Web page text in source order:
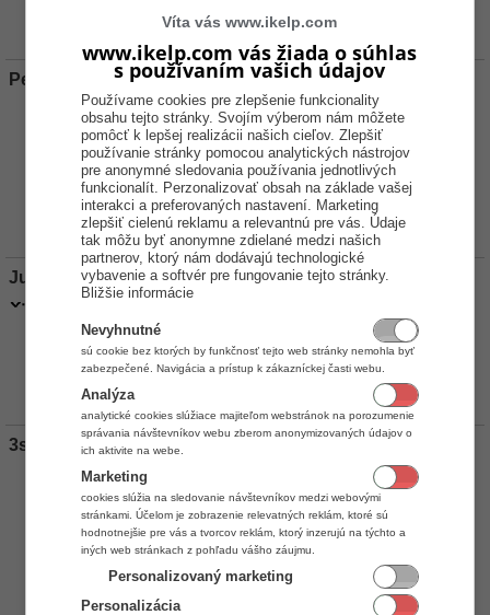
Peter Ouzký - IQTech
Adresa: Južná trieda 11, 04001 Košice
E-mail:peterouzky(at)gmail.com
Telefón:+421 903 267 543
Web URL:www.iqtech.sk
Certifikácie
Juraj Vargha - VARPEX
E-mail:varpex(at)varpex.sk
vargha(at)varpex.sk
Telefón: +421 577 884 970
Web URL:http://www.varpex.sk/
3soft Vranov, s.r.o.
Adresa:
Duklianskych hrdinov 2473, 09301 Vranov nad
Topľou
E-mail:3soft(at)3soft.sk
Telefón:+421 905 707 488
Certifikácie
Víta vás www.ikelp.com
www.ikelp.com vás žiada o súhlas
s používaním vašich údajov
Používame cookies pre zlepšenie funkcionality
obsahu tejto stránky. Svojím výberom nám môžete
pomôcť k lepšej realizácii našich cieľov. Zlepšiť
používanie stránky pomocou analytických nástrojov
pre anonymné sledovania používania jednotlivých
funkcionalít. Perzonalizovať obsah na základe vašej
interakci a preferovaných nastavení. Marketing
zlepšiť cielenú reklamu a relevantnú pre vás. Údaje
tak môžu byť anonymne zdielané medzi našich
partnerov, ktorý nám dodávajú technologické
vybavenie a softvér pre fungovanie tejto stránky.
Bližšie informácie
Nevyhnutné
sú cookie bez ktorých by funkčnosť tejto web stránky nemohla byť
zabezpečené. Navigácia a prístup k zákazníckej časti webu.
Analýza
analytické cookies slúžiace majiteľom webstránok na porozumenie
správania návštevníkov webu zberom anonymizovaných údajov o
ich aktivite na webe.
Marketing
cookies slúžia na sledovanie návštevníkov medzi webovými
stránkami. Účelom je zobrazenie relevatných reklám, ktoré sú
hodnotnejšie pre vás a tvorcov reklám, ktorý inzerujú na týchto a
iných web stránkach z pohľadu vášho záujmu.
Personalizovaný marketing
Personalizácia